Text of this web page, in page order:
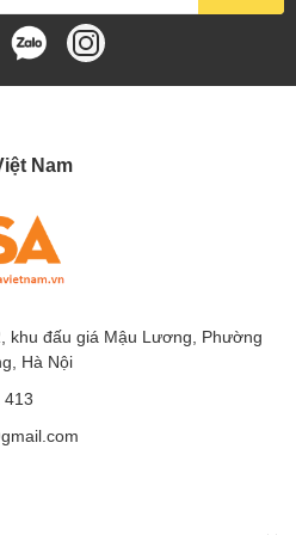
Nam
khu đấu giá Mậu Lương, Phường
Hà Nội
413